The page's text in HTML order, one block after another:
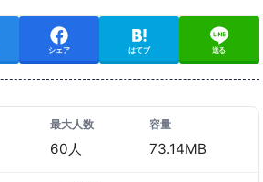
シェア はてブ 送る
最大人数
60人
容量
73.14MB